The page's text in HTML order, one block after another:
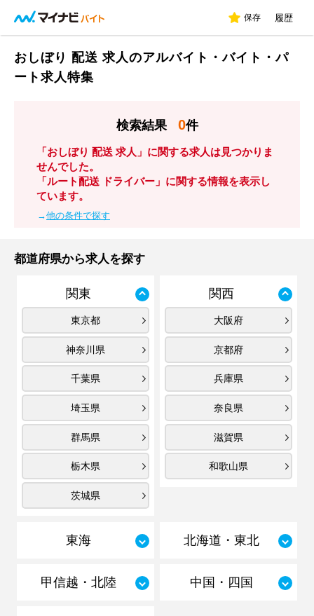
保存 履歴
おしぼり 配送 求人のアルバイト・バイト・パ
ート求人特集
検索結果 0件
「おしぼり 配送 求人」に関する求人は見つかりま
せんでした。
「ルート配送 ドライバー」に関する情報を表示し
ています。
→他の条件で探す
都道府県から求人を探す
関東
東京都
神奈川県
千葉県
埼玉県
群馬県
栃木県
茨城県
関西
大阪府
京都府
兵庫県
奈良県
滋賀県
和歌山県
東海 北海道・東北
甲信越・北陸 中国・四国